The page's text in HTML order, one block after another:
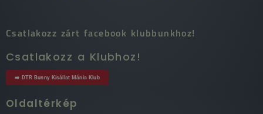
Csatlakozz zárt facebook klubbunkhoz!
Csatlakozz a Klubhoz!
➡️ DTR Bunny Kisállat Mánia Klub
Oldaltérkép